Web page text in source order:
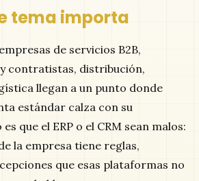
tema importa
de servicios B2B,
contratistas, distribución,
llegan a un punto donde
estándar calza con su
que el ERP o el CRM sean malos:
la empresa tiene reglas,
que esas plataformas no